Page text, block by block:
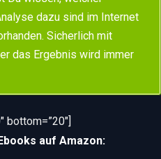
dazu sind im Internet
Sicherlich mit
das Ergebnis wird immer
bottom=”20″]
auf Amazon: